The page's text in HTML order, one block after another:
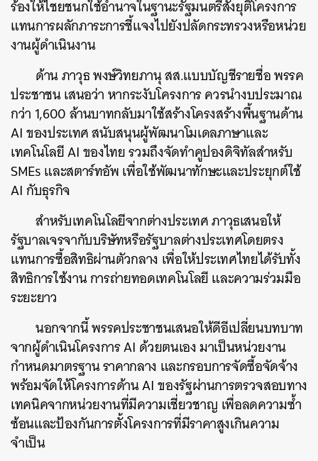
ร้องให้ไชยชนกใช้อำนาจในฐานะรัฐมนตรีสั่งยุติโครงการ
แทนการผลักภาระการชี้แจงไปยังปลัดกระทรวงหรือหน่วย
งานผู้ดำเนินงาน
ด้าน ภาวุธ พงษ์วิทยภานุ สส.แบบบัญชีรายชื่อ พรรค
ประชาชน เสนอว่า หากระงับโครงการ ควรนำงบประมาณ
กว่า 1,600 ล้านบาทกลับมาใช้สร้างโครงสร้างพื้นฐานด้าน
AI ของประเทศ สนับสนุนผู้พัฒนาโมเดลภาษาและ
เทคโนโลยี AI ของไทย รวมถึงจัดทำคูปองดิจิทัลสำหรับ
SMEs และสตาร์ทอัพ เพื่อใช้พัฒนาทักษะและประยุกต์ใช้
AI กับธุรกิจ
สำหรับเทคโนโลยีจากต่างประเทศ ภาวุธเสนอให้
รัฐบาลเจรจากับบริษัทหรือรัฐบาลต่างประเทศโดยตรง
แทนการซื้อสิทธิผ่านตัวกลาง เพื่อให้ประเทศไทยได้รับทั้ง
สิทธิการใช้งาน การถ่ายทอดเทคโนโลยี และความร่วมมือ
ระยะยาว
นอกจากนี้ พรรคประชาชนเสนอให้ดีอีเปลี่ยนบทบาท
จากผู้ดำเนินโครงการ AI ด้วยตนเอง มาเป็นหน่วยงาน
กำหนดมาตรฐาน ราคากลาง และกรอบการจัดซื้อจัดจ้าง
พร้อมจัดให้โครงการด้าน AI ของรัฐผ่านการตรวจสอบทาง
เทคนิคจากหน่วยงานที่มีความเชี่ยวชาญ เพื่อลดความซ้ำ
ซ้อนและป้องกันการตั้งโครงการที่มีราคาสูงเกินความ
จำเป็น
ค้นหา
SHARE TWEET LINE EMAIL